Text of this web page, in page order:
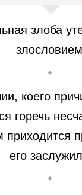
злоба
коего
горечь
приходится
его